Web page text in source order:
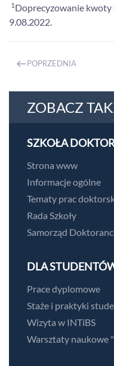
1Doprecyzowanie kwoty
9.08.2022.
POPRZEDNIA
ZOBACZ
SZKOŁA
Strona www
Informacje ogólne
Tematy prac
Rada Szkoły
Samorząd
DLA
Prace dyplomowe
Staże i praktyki
Wizyta w INTiBS
Warsztaty naukowe